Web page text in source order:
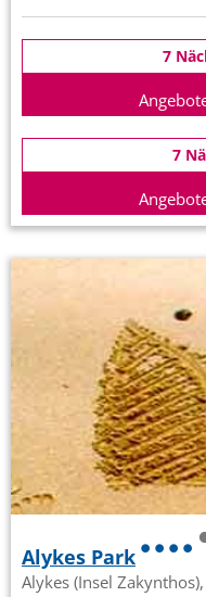
7
7
Alykes Park
Alykes (Insel